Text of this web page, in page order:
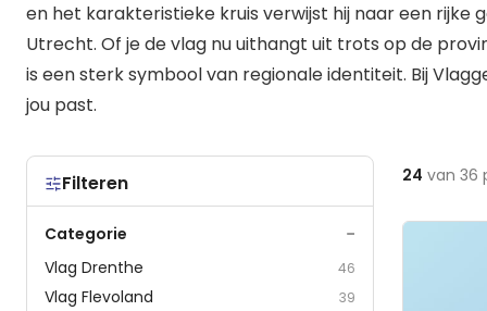
en het karakteristieke kruis verwijst hij naar een
Utrecht. Of je de vlag nu uithangt uit trots op de
is een sterk symbool van regionale identiteit. Bij
jou past.
24 van 36
Filteren
Categorie −
Vlag Drenthe 46
Vlag Flevoland 39